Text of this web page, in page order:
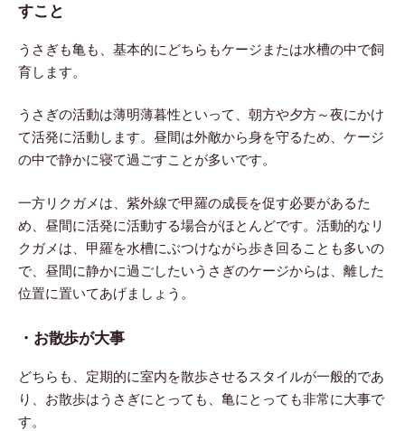
すこと
うさぎも亀も、基本的にどちらもケージまたは水槽の中で飼
育します。
うさぎの活動は薄明薄暮性といって、朝方や夕方～夜にかけ
て活発に活動します。昼間は外敵から身を守るため、ケージ
の中で静かに寝て過ごすことが多いです。
一方リクガメは、紫外線で甲羅の成長を促す必要があるた
め、昼間に活発に活動する場合がほとんどです。活動的なリ
クガメは、甲羅を水槽にぶつけながら歩き回ることも多いの
で、昼間に静かに過ごしたいうさぎのケージからは、離した
位置に置いてあげましょう。
・お散歩が大事
どちらも、定期的に室内を散歩させるスタイルが一般的であ
り、お散歩はうさぎにとっても、亀にとっても非常に大事で
す。